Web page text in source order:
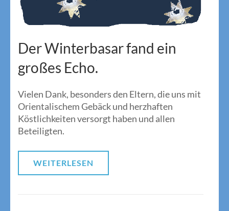
Der Winterbasar fand ein
großes Echo.
Vielen Dank, besonders den Eltern, die uns mit
Orientalischem Gebäck und herzhaften
Köstlichkeiten versorgt haben und allen
Beteiligten.
WEITERLESEN